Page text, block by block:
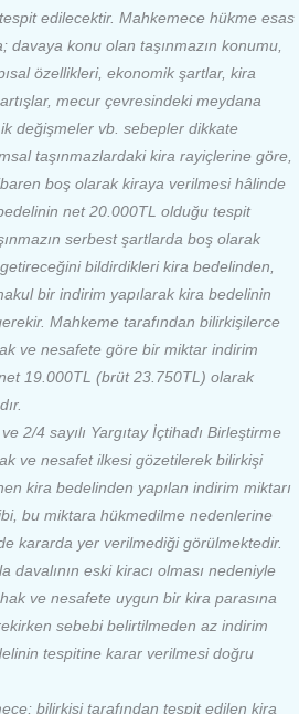
edilecektir. Mahkemece hükme esas
davaya konu olan taşınmazın konumu,
özellikleri, ekonomik şartlar, kira
mecur çevresindeki meydana
değişmeler vb. sebepler dikkate
taşınmazlardaki kira rayiçlerine göre,
boş olarak kiraya verilmesi hâlinde
net 20.000TL olduğu tespit
serbest şartlarda boş olarak
bildirdikleri kira bedelinden,
bir indirim yapılarak kira bedelinin
Mahkeme tarafından bilirkişilerce
ve nesafete göre bir miktar indirim
19.000TL (brüt 23.750TL) olarak
2/4 sayılı Yargıtay İçtihadı Birleştirme
ve nesafet ilkesi gözetilerek bilirkişi
kira bedelinden yapılan indirim miktarı
bu miktara hükmedilme nedenlerine
kararda yer verilmediği görülmektedir.
davalının eski kiracı olması nedeniyle
ve nesafete uygun bir kira parasına
sebebi belirtilmeden az indirim
tespitine karar verilmesi doğru
bilirkişi tarafından tespit edilen kira